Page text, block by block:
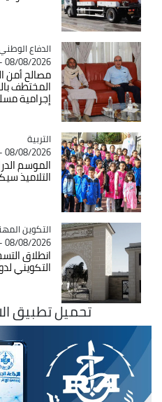
Catégorie
الدفاع الوطني
08/08/2026 - 17:49
مصالح أمن
المختطف
إجرامية
Catégorie
التربية
08/08/2026 - 16:22
التلاميذ سيكون يوم
Catégorie
التكوين المهني
08/08/2026 - 12:41
انطلاق
التكويني لدورة
تحميل تطبيق